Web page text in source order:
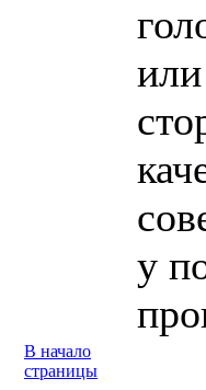
у
В начало
страницы